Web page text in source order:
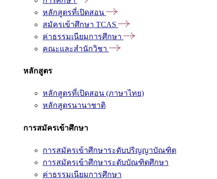
หลักสูตรที่เปิดสอน
สมัครเข้าศึกษา TCAS
ค่าธรรมเนียมการศึกษา
คณะและสำนักวิชา
หลักสูตร
หลักสูตรที่เปิดสอน (ภาษาไทย)
หลักสูตรนานาชาติ
การสมัครเข้าศึกษา
การสมัครเข้าศึกษาระดับปริญญาบัณฑิต
การสมัครเข้าศึกษาระดับบัณฑิตศึกษา
ค่าธรรมเนียมการศึกษา